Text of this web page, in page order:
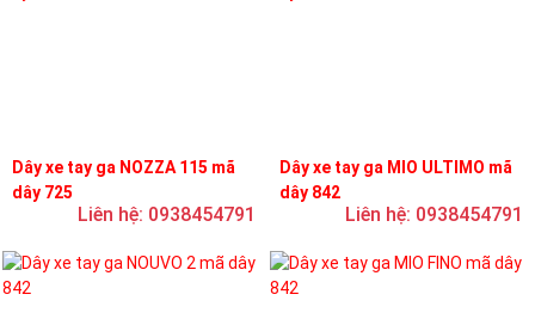
Dây xe tay ga NOZZA 115 mã
dây 725
Liên hệ: 0938454791
Dây xe tay ga MIO ULTIMO mã
dây 842
Liên hệ: 0938454791